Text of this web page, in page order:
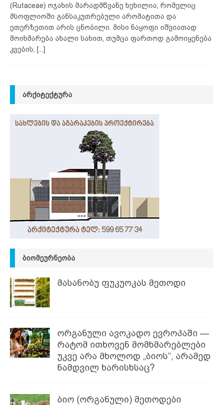
(Rutaceae) ოჯახის მარადმწვანე ხეხილია, რომელიც
მსოფლიოში განსაკუთრებული არომატითა და
ეთერზეთით არის ცნობილი. მისი ნაყოფი იშვიათად
მოიხმარება ახალი სახით, თუმცა ფართოდ გამოიყენება
კვების,
[...]
ᲐᲠᲥᲘᲢᲔᲥᲢᲣᲠᲐ
ᲑᲘᲝᲛᲔᲣᲠᲜᲔᲝᲑᲐ
მასანობუ ფუკუოკას მეთოდი
ორგანული ავოკადო ევროპაში —
რატომ ითხოვენ მომხმარებლები
უკვე არა მხოლოდ „ბიოს“, არამედ
ნამდვილ ხარისხსაც?
ბიო (ორგანული) მეთოდები